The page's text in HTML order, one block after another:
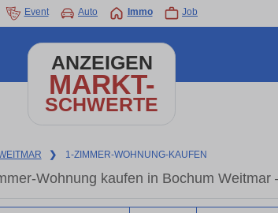
Event Auto Immo Job
ANZEIGEN
MARKT-
SCHWERTE
❯ 1-ZIMMER-WOHNUNG-KAUFEN
Wohnung kaufen in Bochum Weitmar